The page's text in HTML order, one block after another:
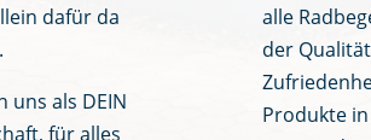
dafür da
uns als DEIN
für alles
alle
der
Produkte